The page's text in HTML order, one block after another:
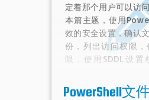
定着那个用户可以访
本篇主题，使用
效的安全设置，确认
份，列出访问权限，
限，使用SDDL设置
PowerShell文